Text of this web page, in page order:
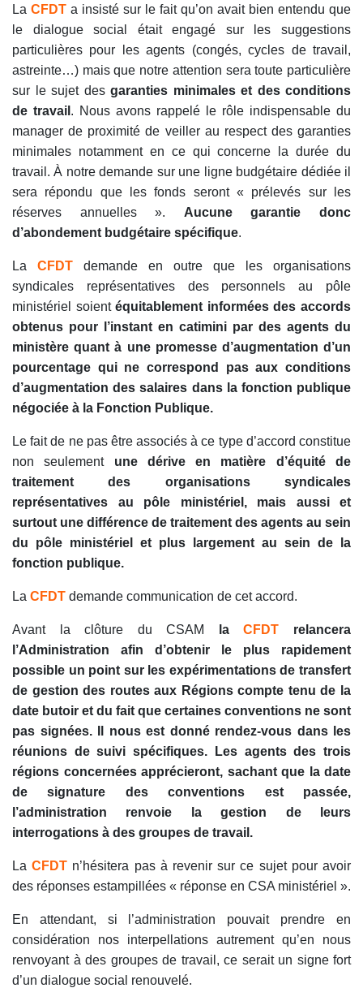
La CFDT a insisté sur le fait qu’on avait bien entendu que
le dialogue social était engagé sur les suggestions
particulières pour les agents (congés, cycles de travail,
astreinte…) mais que notre attention sera toute particulière
sur le sujet des garanties minimales et des conditions
de travail . Nous avons rappelé le rôle indispensable du
manager de proximité de veiller au respect des garanties
minimales notamment en ce qui concerne la durée du
travail. À notre demande sur une ligne budgétaire dédiée il
sera répondu que les fonds seront « prélevés sur les
réserves annuelles ». Aucune garantie donc
d’abondement budgétaire spécifique.
La CFDT demande en outre que les organisations
syndicales représentatives des personnels au pôle
ministériel soientéquitablement informées des accords
obtenus pour l’instant en catimini par des agents du
ministère quant à une promesse d’augmentation d’un
pourcentage qui ne correspond pas aux conditions
d’augmentation des salaires dans la fonction publique
négociée à la Fonction Publique.
Le fait de ne pas être associés à ce type d’accord constitue
non seulement une dérive en matière d’équité de
traitement des organisations syndicales
représentatives au pôle ministériel, mais aussi et
surtout une différence de traitement des agents au sein
du pôle ministériel et plus largement au sein de la
fonction publique.
La CFDT demande communication de cet accord.
Avant la clôture du CSAM laCFDT relancera
l’Administration afin d’obtenir le plus rapidement
possible un point sur les expérimentations de transfert
de gestion des routes aux Régions compte tenu de la
date butoir et du fait que certaines conventions ne sont
pas signées. Il nous est donné rendez-vous dans les
réunions de suivi spécifiques. Les agents des trois
régions concernées apprécieront, sachant que la date
de signature des conventions est passée,
l’administration renvoie la gestion de leurs
interrogations à des groupes de travail.
LaCFDT n’hésitera pas à revenir sur ce sujet pour avoir
des réponses estampillées « réponse en CSA ministériel ».
En attendant, si l’administration pouvait prendre en
considération nos interpellations autrement qu’en nous
renvoyant à des groupes de travail, ce serait un signe fort
d’un dialogue social renouvelé.